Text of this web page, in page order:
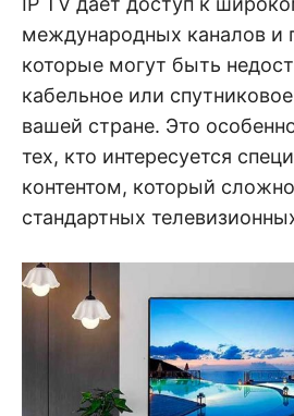
международных каналов и
которые могут быть
кабельное или
вашей стране. Это
тех, кто интересуется
контентом, который
стандартных